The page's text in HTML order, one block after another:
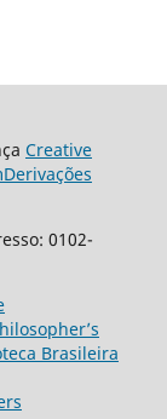
Creative
0102-
Brasileira